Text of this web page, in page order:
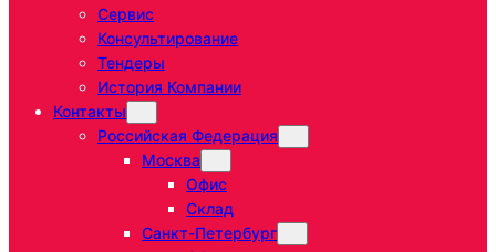
Сервис
Консультирование
Тендеры
История Компании
Контакты
Российская Федерация
Москва
Офис
Склад
Санкт-Петербург